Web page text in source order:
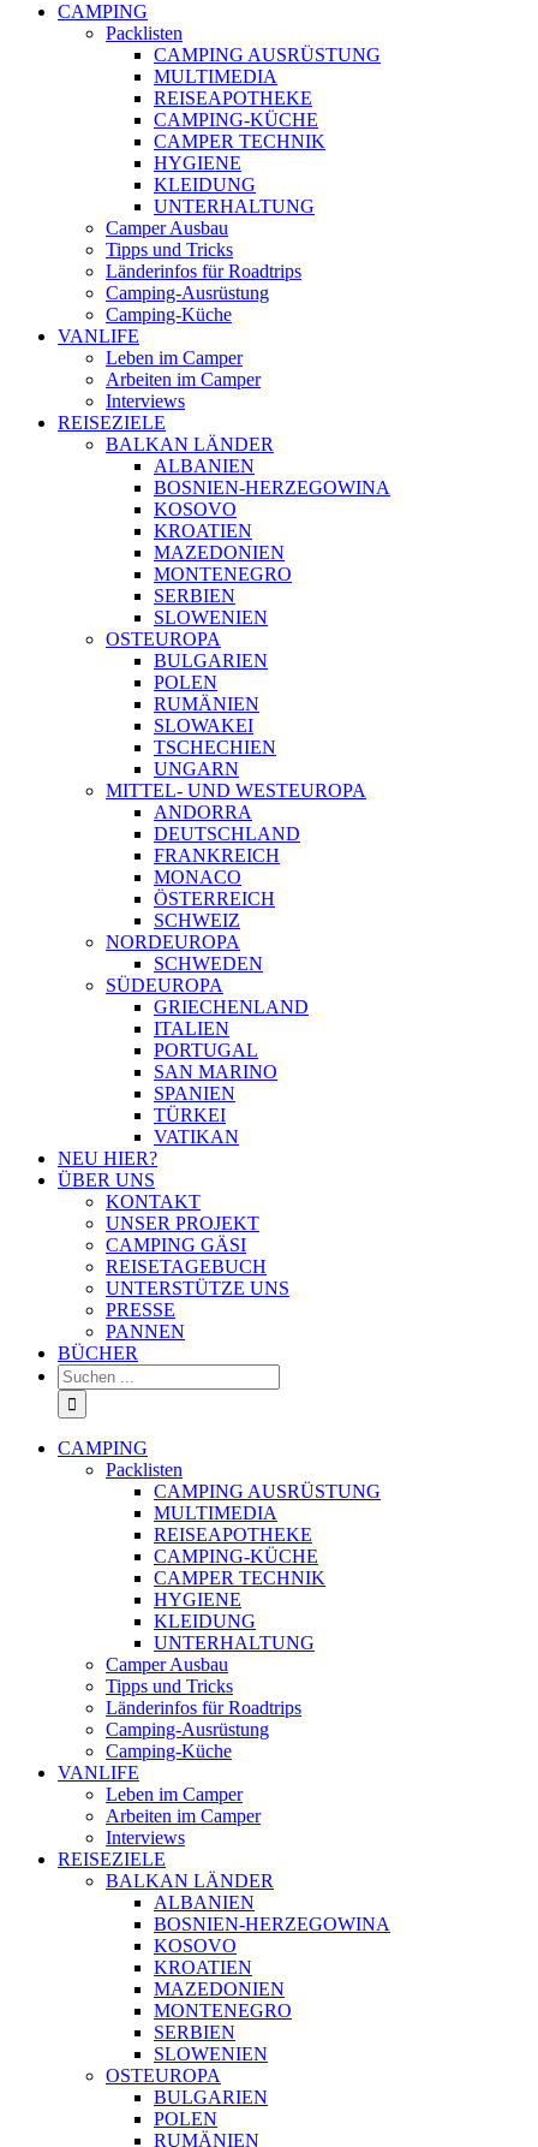
CAMPING
Packlisten
CAMPING AUSRÜSTUNG
MULTIMEDIA
REISEAPOTHEKE
CAMPING-KÜCHE
CAMPER TECHNIK
HYGIENE
KLEIDUNG
UNTERHALTUNG
Camper Ausbau
Tipps und Tricks
Länderinfos für Roadtrips
Camping-Ausrüstung
Camping-Küche
VANLIFE
Leben im Camper
Arbeiten im Camper
Interviews
REISEZIELE
BALKAN LÄNDER
ALBANIEN
BOSNIEN-HERZEGOWINA
KOSOVO
KROATIEN
MAZEDONIEN
MONTENEGRO
SERBIEN
SLOWENIEN
OSTEUROPA
BULGARIEN
POLEN
RUMÄNIEN
SLOWAKEI
TSCHECHIEN
UNGARN
MITTEL- UND WESTEUROPA
ANDORRA
DEUTSCHLAND
FRANKREICH
MONACO
ÖSTERREICH
SCHWEIZ
NORDEUROPA
SCHWEDEN
SÜDEUROPA
GRIECHENLAND
ITALIEN
PORTUGAL
SAN MARINO
SPANIEN
TÜRKEI
VATIKAN
NEU HIER?
ÜBER UNS
KONTAKT
UNSER PROJEKT
CAMPING GÄSI
REISETAGEBUCH
UNTERSTÜTZE UNS
PRESSE
PANNEN
BÜCHER
Suche
nach:
CAMPING
Packlisten
CAMPING AUSRÜSTUNG
MULTIMEDIA
REISEAPOTHEKE
CAMPING-KÜCHE
CAMPER TECHNIK
HYGIENE
KLEIDUNG
UNTERHALTUNG
Camper Ausbau
Tipps und Tricks
Länderinfos für Roadtrips
Camping-Ausrüstung
Camping-Küche
VANLIFE
Leben im Camper
Arbeiten im Camper
Interviews
REISEZIELE
BALKAN LÄNDER
ALBANIEN
BOSNIEN-HERZEGOWINA
KOSOVO
KROATIEN
MAZEDONIEN
MONTENEGRO
SERBIEN
SLOWENIEN
OSTEUROPA
BULGARIEN
POLEN
RUMÄNIEN